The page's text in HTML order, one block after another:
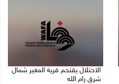
الاحتلال يقتحم قرية المغير شمال
شرق رام الله